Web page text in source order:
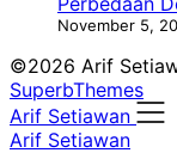
November 5,
©2026 Arif
SuperbThemes
Arif Setiawan
Arif Setiawan